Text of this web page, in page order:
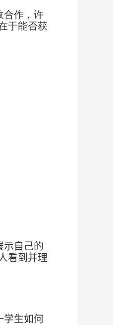
合作，许
于能否获
示自己的
看到并理
学生如何